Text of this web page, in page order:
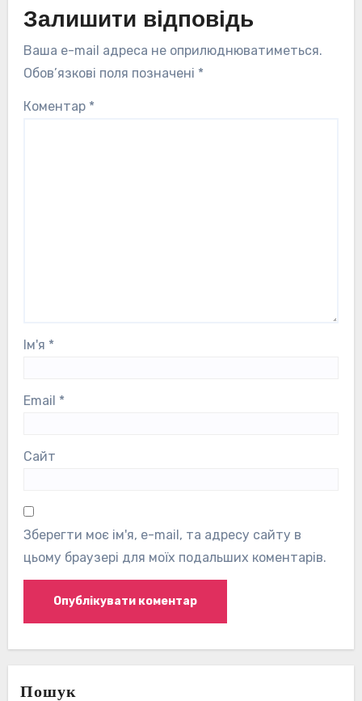
Залишити відповідь
Ваша e-mail адреса не оприлюднюватиметься.
Обов’язкові поля позначені *
Коментар *
Ім'я *
Email *
Сайт
Зберегти моє ім'я, e-mail, та адресу сайту в
цьому браузері для моїх подальших коментарів.
Пошук